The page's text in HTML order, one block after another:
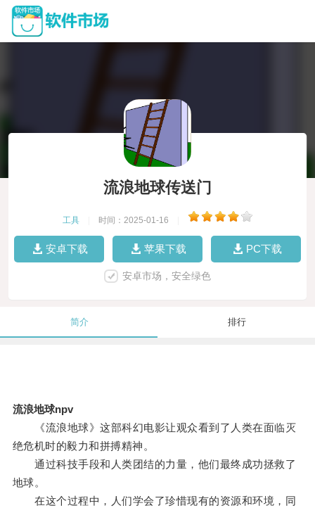
流浪地球传送门
工具 时间：2025-01-16
安卓下载 苹果下载 PC下载
安卓市场，安全绿色
简介 排行
流浪地球npv
《流浪地球》这部科幻电影让观众看到了人类在面临灭
绝危机时的毅力和拼搏精神。
通过科技手段和人类团结的力量，他们最终成功拯救了
地球。
在这个过程中，人们学会了珍惜现有的资源和环境，同